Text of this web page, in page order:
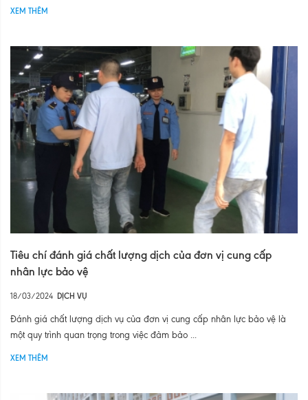
XEM THÊM
Tiêu chí đánh giá chất lượng dịch của đơn vị cung cấp
nhân lực bảo vệ
18/03/2024 DỊCH VỤ
Đánh giá chất lượng dịch vụ của đơn vị cung cấp nhân lực bảo vệ là
một quy trình quan trọng trong việc đảm bảo ...
XEM THÊM